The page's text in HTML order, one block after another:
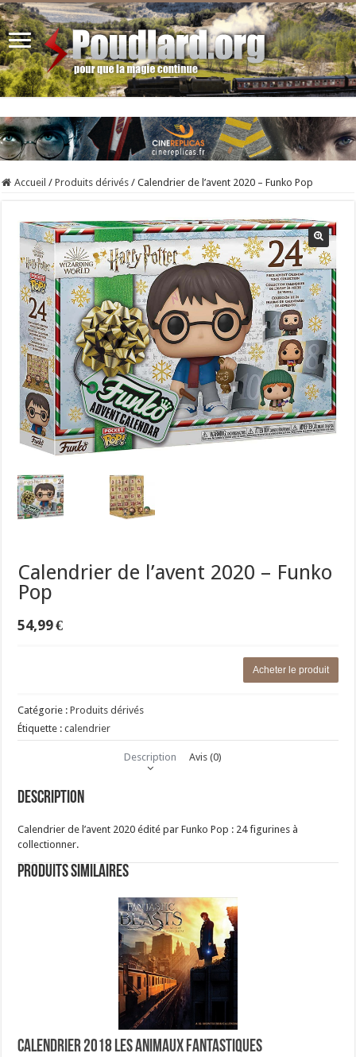
Accueil / Produits dérivés / Calendrier de l’avent 2020 – Funko Pop
Calendrier de l’avent 2020 – Funko
Pop
54,99€
Acheter le produit
Catégorie :Produits dérivés
Étiquette :calendrier
Description Avis (0)
Description
Calendrier de l’avent 2020 édité par Funko Pop : 24 figurines à
collectionner.
Produits similaires
Calendrier 2018 Les Animaux fantastiques